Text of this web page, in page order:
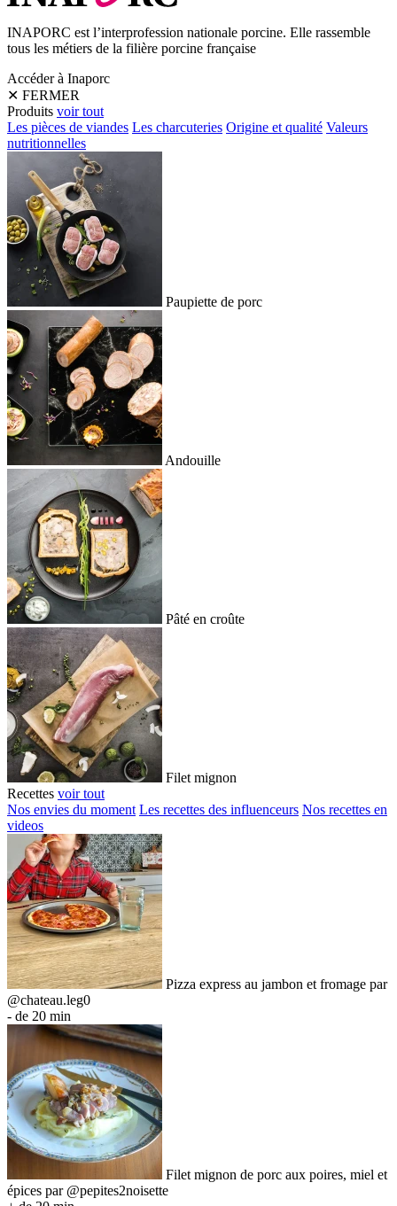
INAPORC est l’interprofession nationale porcine. Elle rassemble
tous les métiers de la filière porcine française
Accéder à Inaporc
✕ FERMER
Produits voir tout
Les pièces de viandes Les charcuteries Origine et qualité Valeurs
nutritionnelles
Paupiette de porc
Andouille
Pâté en croûte
Filet mignon
Recettes voir tout
Nos envies du moment Les recettes des influenceurs Nos recettes en
videos
Pizza express au jambon et fromage par
@chateau.leg0
- de 20 min
Filet mignon de porc aux poires, miel et
épices par @pepites2noisette